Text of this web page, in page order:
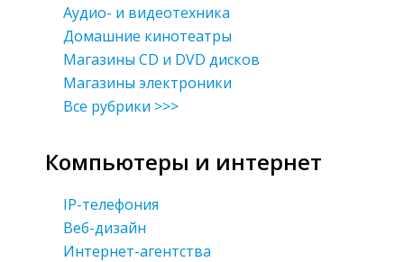
Аудио- и видеотехника
Домашние кинотеатры
Магазины CD и DVD дисков
Магазины электроники
Все рубрики >>>
Компьютеры и интернет
IP-телефония
Веб-дизайн
Интернет-агентства